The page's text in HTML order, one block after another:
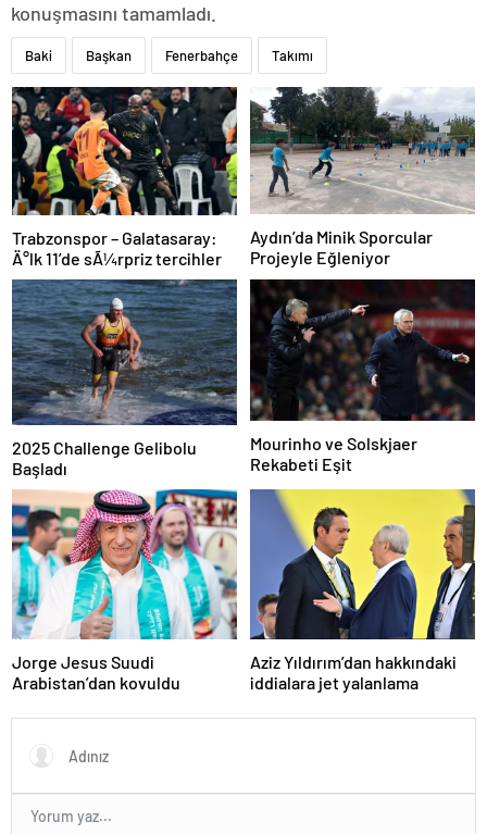
konuşmasını tamamladı.
Baki Başkan Fenerbahçe Takımı
Trabzonspor – Galatasaray:
Ä°lk 11’de sÃ¼rpriz tercihler
Aydın’da Minik Sporcular
Projeyle Eğleniyor
2025 Challenge Gelibolu
Başladı
Mourinho ve Solskjaer
Rekabeti Eşit
Jorge Jesus Suudi
Arabistan’dan kovuldu
Aziz Yıldırım’dan hakkındaki
iddialara jet yalanlama